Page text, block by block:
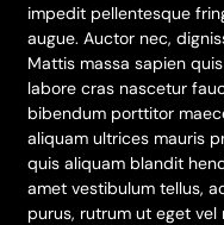
impedit pellentesque
augue. Auctor nec,
Mattis massa sapien
labore cras nascetur
bibendum porttitor
aliquam ultrices mauris
quis aliquam blandit
amet vestibulum tellus,
purus, rutrum ut eget